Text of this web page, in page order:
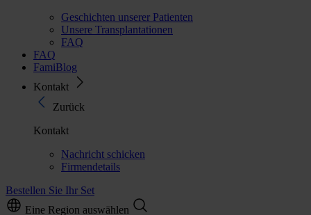
Geschichten unserer Patienten
Unsere Transplantationen
FAQ
FAQ
FamiBlog
Kontakt
Zurück
Kontakt
Nachricht schicken
Firmendetails
Bestellen Sie Ihr Set
Eine Region auswählen